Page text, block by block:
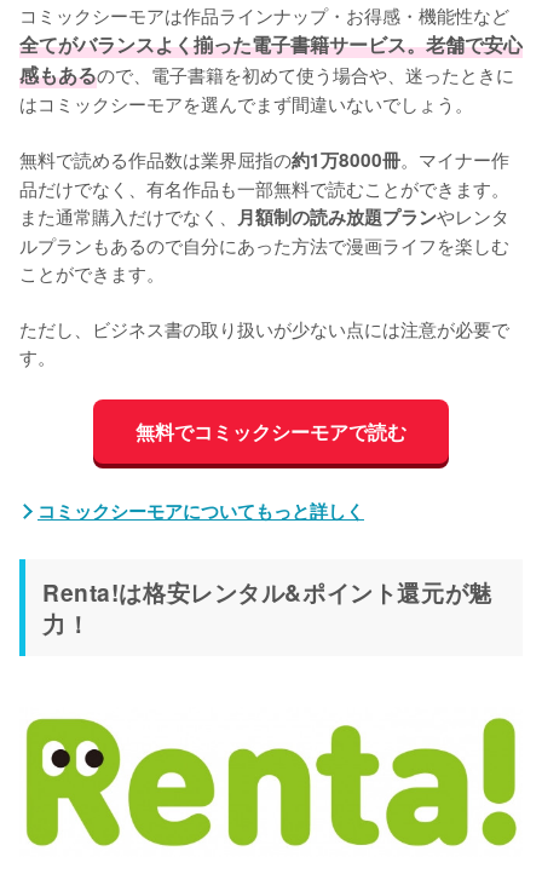
コミックシーモアは作品ラインナップ・お得感・機能性など
全てがバランスよく揃った電子書籍サービス。老舗で安心
感もあるので、電子書籍を初めて使う場合や、迷ったときに
はコミックシーモアを選んでまず間違いないでしょう。
無料で読める作品数は業界屈指の約1万8000冊。マイナー作
品だけでなく、有名作品も一部無料で読むことができます。
また通常購入だけでなく、 月額制の読み放題プランやレンタ
ルプランもあるので自分にあった方法で漫画ライフを楽しむ
ことができます。
ただし、ビジネス書の取り扱いが少ない点には注意が必要で
す。
無料でコミックシーモアで読む
コミックシーモアについてもっと詳しく
Renta!は格安レンタル&ポイント還元が魅
力！